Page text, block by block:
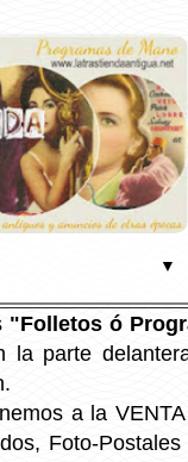
▼
"Folletos ó
la parte
a la
Foto-